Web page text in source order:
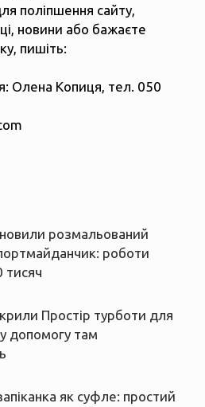
поліпшення сайту,
новини або бажаєте
пишіть:
Олена Копиця, тел. 050
розмальований
роботи
тисяч
Простір турботи для
допомогу там
як суфле: простий